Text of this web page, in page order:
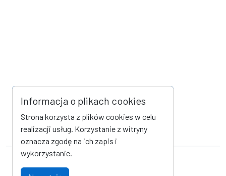
Informacja o plikach cookies
Strona korzysta z plików cookies w celu
realizacji usług. Korzystanie z witryny
oznacza zgodę na ich zapis i
wykorzystanie.